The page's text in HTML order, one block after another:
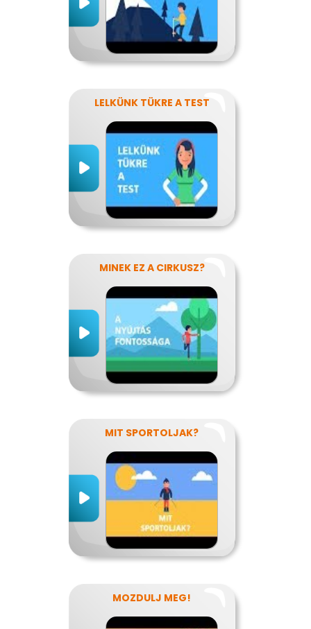
LELKÜNK TÜKRE A TEST
MINEK EZ A CIRKUSZ?
MIT SPORTOLJAK?
MOZDULJ MEG!